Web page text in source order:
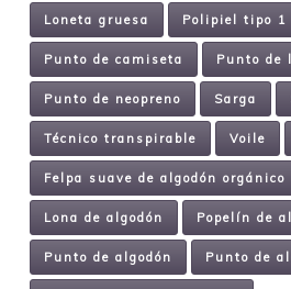
Loneta gruesa Polipiel tipo 1
Punto de camiseta Punto de
Punto de neopreno Sarga
Técnico transpirable Voile
Felpa suave de algodón orgánico
Lona de algodón Popelín de
Punto de algodón Punto de